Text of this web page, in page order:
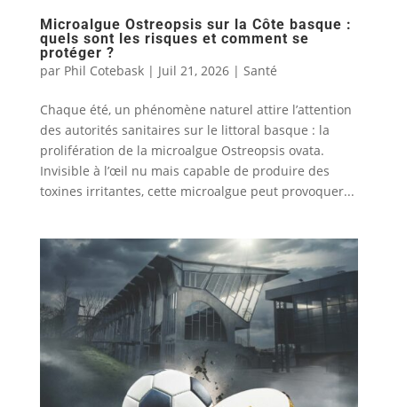
Microalgue Ostreopsis sur la Côte basque :
quels sont les risques et comment se
protéger ?
par Phil Cotebask| Juil 21, 2026| Santé
Chaque été, un phénomène naturel attire l’attention
des autorités sanitaires sur le littoral basque : la
prolifération de la microalgue Ostreopsis ovata.
Invisible à l’œil nu mais capable de produire des
toxines irritantes, cette microalgue peut provoquer...